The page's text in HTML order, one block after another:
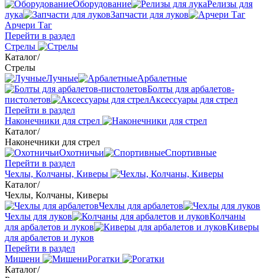
Оборудование
Релизы для
лука
Запчасти для луков
Арчери Таг
Перейти в раздел
Стрелы
Каталог/
Стрелы
Лучные
Арбалетные
Болты для арбалетов-
пистолетов
Аксессуары для стрел
Перейти в раздел
Наконечники для стрел
Каталог/
Наконечники для стрел
Охотничьи
Спортивные
Перейти в раздел
Чехлы, Колчаны, Киверы
Каталог/
Чехлы, Колчаны, Киверы
Чехлы для арбалетов
Чехлы для луков
Колчаны
для арбалетов и луков
Киверы
для арбалетов и луков
Перейти в раздел
Мишени
Рогатки
Каталог/